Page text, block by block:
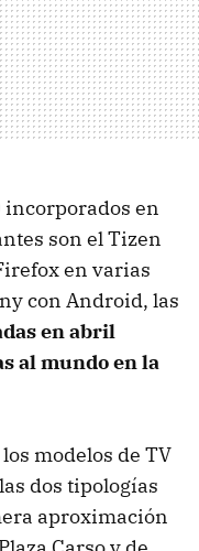
incorporados en
son el Tizen
en varias
con Android, las
en abril
al mundo en la
modelos de TV
dos tipologías
aproximación